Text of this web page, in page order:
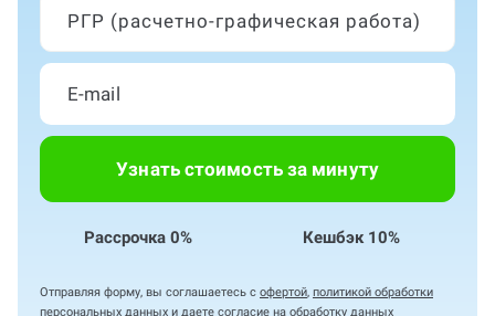
РГР (расчетно-графическая работа)
Узнать стоимость за минуту
Рассрочка 0% Кешбэк 10%
Отправляя форму, вы соглашаетесь с офертой, политикой обработки
персональных данных и даете согласие на обработку данных